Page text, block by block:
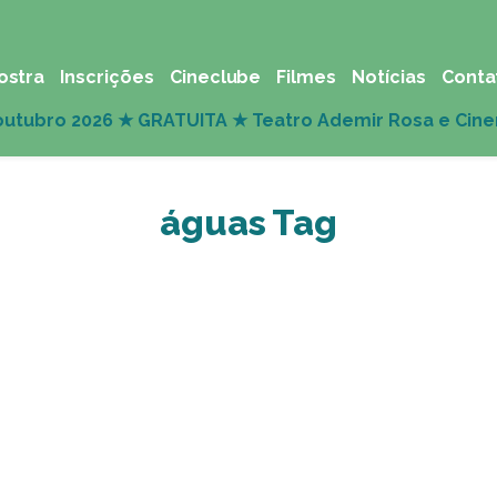
Inscrições Cineclube Filmes Notícias
águas Tag